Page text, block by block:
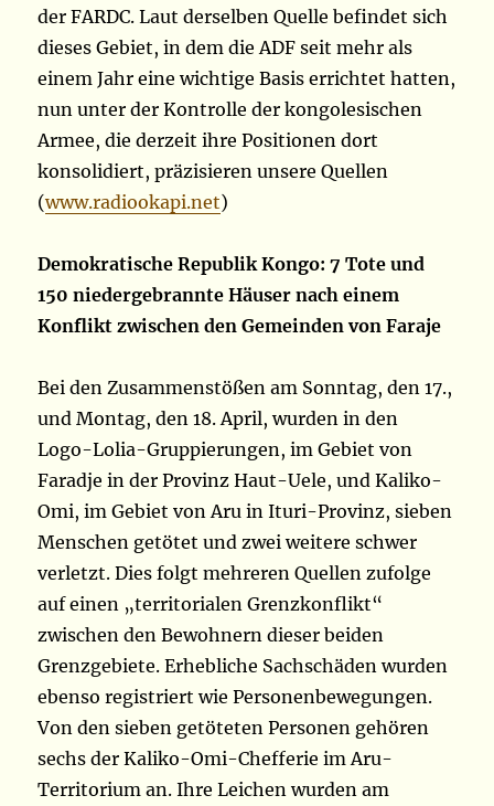
der FARDC. Laut derselben Quelle befindet sich
dieses Gebiet, in dem die ADF seit mehr als
einem Jahr eine wichtige Basis errichtet hatten,
nun unter der Kontrolle der kongolesischen
Armee, die derzeit ihre Positionen dort
konsolidiert, präzisieren unsere Quellen
(www.radiookapi.net)
Demokratische Republik Kongo: 7 Tote und
150 niedergebrannte Häuser nach einem
Konflikt zwischen den Gemeinden von Faraje
Bei den Zusammenstößen am Sonntag, den 17.,
und Montag, den 18. April, wurden in den
Logo-Lolia-Gruppierungen, im Gebiet von
Faradje in der Provinz Haut-Uele, und Kaliko-
Omi, im Gebiet von Aru in Ituri-Provinz, sieben
Menschen getötet und zwei weitere schwer
verletzt. Dies folgt mehreren Quellen zufolge
auf einen „territorialen Grenzkonflikt“
zwischen den Bewohnern dieser beiden
Grenzgebiete. Erhebliche Sachschäden wurden
ebenso registriert wie Personenbewegungen.
Von den sieben getöteten Personen gehören
sechs der Kaliko-Omi-Chefferie im Aru-
Territorium an. Ihre Leichen wurden am